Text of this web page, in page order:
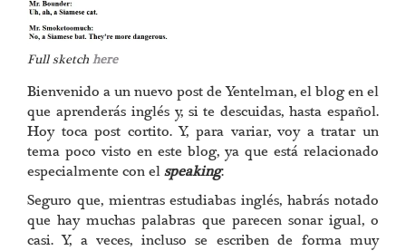
Full sketch here
Bienvenido a un nuevo post de Yentelman, el blog en el
que aprenderás inglés y, si te descuidas, hasta español.
Hoy toca post cortito. Y, para variar, voy a tratar un
tema poco visto en este blog, ya que está relacionado
especialmente con elspeaking.
Seguro que, mientras estudiabas inglés, habrás notado
que hay muchas palabras que parecen sonar igual, o
casi. Y, a veces, incluso se escriben de forma muy